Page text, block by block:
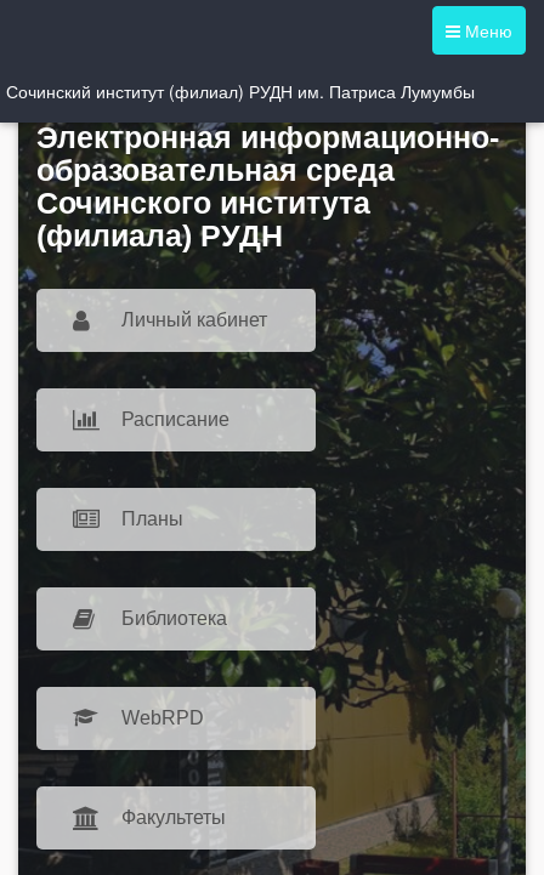
Меню
Сочинский институт (филиал) РУДН им. Патриса Лумумбы
Электронная информационно-
образовательная среда
Сочинского института
(филиала) РУДН
Личный кабинет
Расписание
Планы
Библиотека
WebRPD
Факультеты